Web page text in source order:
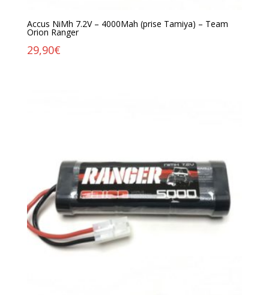
Accus NiMh 7.2V – 4000Mah (prise Tamiya) – Team
Orion Ranger
29,90€